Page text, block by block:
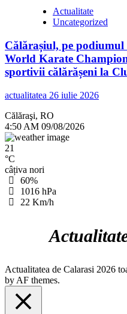
Actualitate
Uncategorized
Călărașiul, pe
World Karate
sportivii călărășeni la
actualitatea 26 iulie 2026
Călăraşi, RO
4:50 AM 09/08/2026
21
°C
câțiva nori
60%
1016 hPa
22 Km/h
Actualitatea de Calarasi 2026
by AF themes.